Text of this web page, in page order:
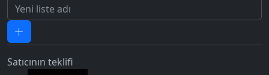
Satıcının teklifi